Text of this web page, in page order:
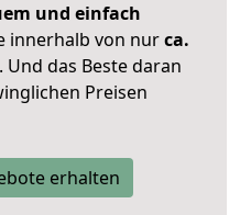
und einfach
innerhalb von nurca.
Und das Beste daran
Preisen
erhalten